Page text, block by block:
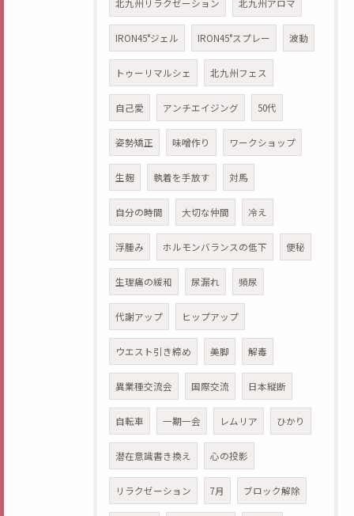
北九州リラクゼーション 北九州アロマ
IRON45°ジェル IRON45°スプレー 波動
トゥーリマルシェ 北九州フェス
自己愛 アンチエイジング 50代
姿勢矯正 味噌作り ワークショップ
生麹 執着を手放す 対馬
自分の時間 大切な仲間 冷え
浮腫み ホルモンバランスの低下 便秘
生理痛の緩和 尿漏れ 頻尿
代謝アップ ヒップアップ
ウエスト引き締め 美脚 解毒
異業種交流会 国際交流 日本縦断
自転車 一期一会 レムリア ひかり
潜在意識書き換え 心の投影
リラクゼーション 7月 ブロック解除